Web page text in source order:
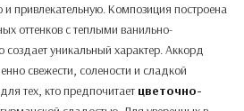
привлекательную. Композиция построена
оттенков с теплыми ванильно-
уникальный характер. Аккорд
свежести, солености и сладкой
тех, кто предпочитает цветочно-